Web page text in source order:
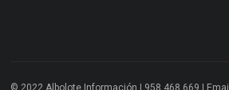
© 2022 Albolote Información | 958 468 669 |